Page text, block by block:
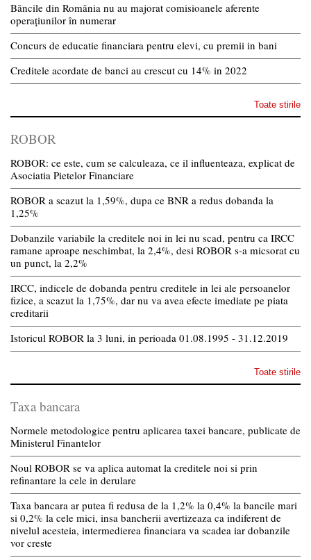
Băncile din România nu au majorat comisioanele aferente
operațiunilor în numerar
Concurs de educatie financiara pentru elevi, cu premii in bani
Creditele acordate de banci au crescut cu 14% in 2022
Toate stirile
ROBOR
ROBOR: ce este, cum se calculeaza, ce il influenteaza, explicat de
Asociatia Pietelor Financiare
ROBOR a scazut la 1,59%, dupa ce BNR a redus dobanda la
1,25%
Dobanzile variabile la creditele noi in lei nu scad, pentru ca IRCC
ramane aproape neschimbat, la 2,4%, desi ROBOR s-a micsorat cu
un punct, la 2,2%
IRCC, indicele de dobanda pentru creditele in lei ale persoanelor
fizice, a scazut la 1,75%, dar nu va avea efecte imediate pe piata
creditarii
Istoricul ROBOR la 3 luni, in perioada 01.08.1995 - 31.12.2019
Toate stirile
Taxa bancara
Normele metodologice pentru aplicarea taxei bancare, publicate de
Ministerul Finantelor
Noul ROBOR se va aplica automat la creditele noi si prin
refinantare la cele in derulare
Taxa bancara ar putea fi redusa de la 1,2% la 0,4% la bancile mari
si 0,2% la cele mici, insa bancherii avertizeaza ca indiferent de
nivelul acesteia, intermedierea financiara va scadea iar dobanzile
vor creste